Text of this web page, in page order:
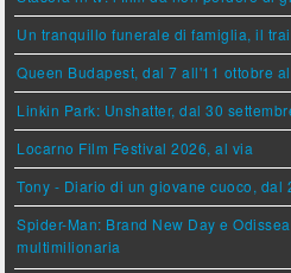
Un tranquillo funerale di famiglia, il
Queen Budapest, dal 7 all'11 ottobre
Linkin Park: Unshatter, dal 30
Locarno Film Festival 2026, al via
Tony - Diario di un giovane cuoco, dal
Spider-Man: Brand New Day e
multimilionaria